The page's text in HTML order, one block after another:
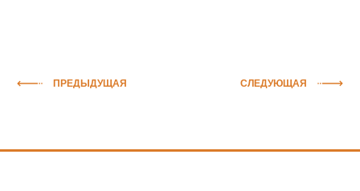
ПРЕДЫДУЩАЯ СЛЕДУЮЩАЯ